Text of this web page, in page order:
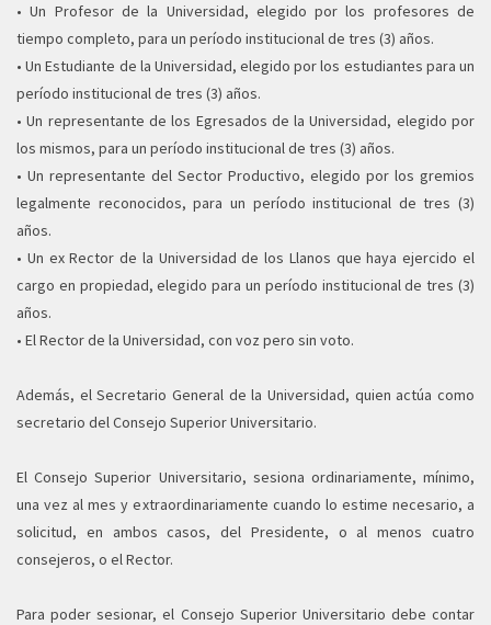
• Un Profesor de la Universidad, elegido por los profesores de
tiempo completo, para un período institucional de tres (3) años.
• Un Estudiante de la Universidad, elegido por los estudiantes para un
período institucional de tres (3) años.
• Un representante de los Egresados de la Universidad, elegido por
los mismos, para un período institucional de tres (3) años.
• Un representante del Sector Productivo, elegido por los gremios
legalmente reconocidos, para un período institucional de tres (3)
años.
• Un ex Rector de la Universidad de los Llanos que haya ejercido el
cargo en propiedad, elegido para un período institucional de tres (3)
años.
• El Rector de la Universidad, con voz pero sin voto.
Además, el Secretario General de la Universidad, quien actúa como
secretario del Consejo Superior Universitario.
El Consejo Superior Universitario, sesiona ordinariamente, mínimo,
una vez al mes y extraordinariamente cuando lo estime necesario, a
solicitud, en ambos casos, del Presidente, o al menos cuatro
consejeros, o el Rector.
Para poder sesionar, el Consejo Superior Universitario debe contar